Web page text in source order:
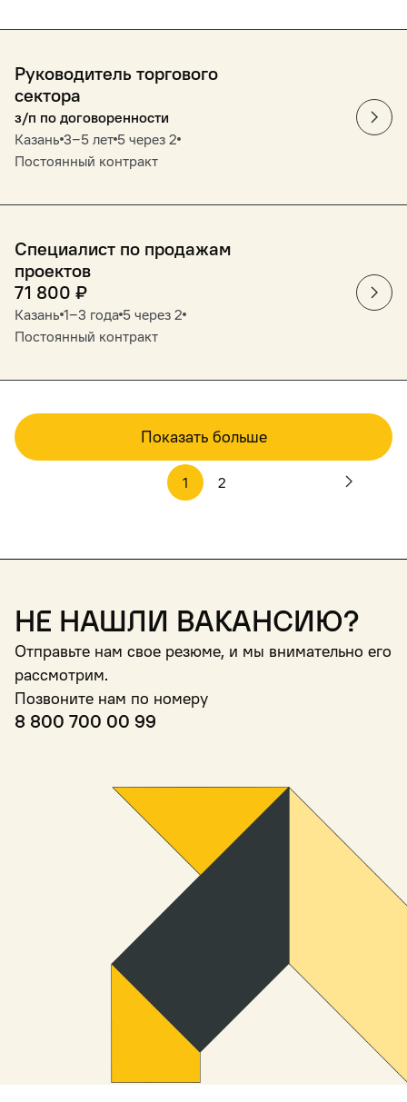
Руководитель торгового
сектора
з/п по договоренности
Казань 3‒5 лет 5 через 2
Постоянный контракт
Специалист по продажам
проектов
71 800 ₽
Казань 1‒3 года 5 через 2
Постоянный контракт
Показать больше
1 2
Не нашли вакансию?
Отправьте нам свое резюме, и мы внимательно его
рассмотрим.
Позвоните нам по номеру
8 800 700 00 99